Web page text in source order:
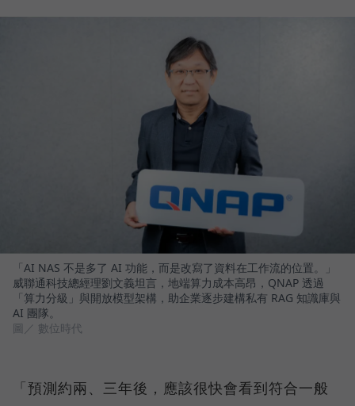
「AI NAS 不是多了 AI 功能，而是改寫了資料在工作流的位置。」
威聯通科技總經理劉文義坦言，地端算力成本高昂，QNAP 透過
「算力分級」與開放模型架構，助企業逐步建構私有 RAG 知識庫與
AI 團隊。
圖／ 數位時代
「預測約兩、三年後，應該很快會看到符合一般